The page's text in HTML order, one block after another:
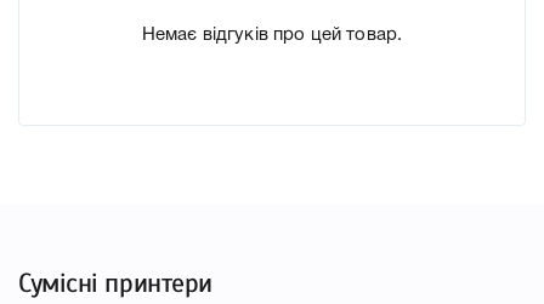
Немає відгуків про цей товар.
Сумісні принтери